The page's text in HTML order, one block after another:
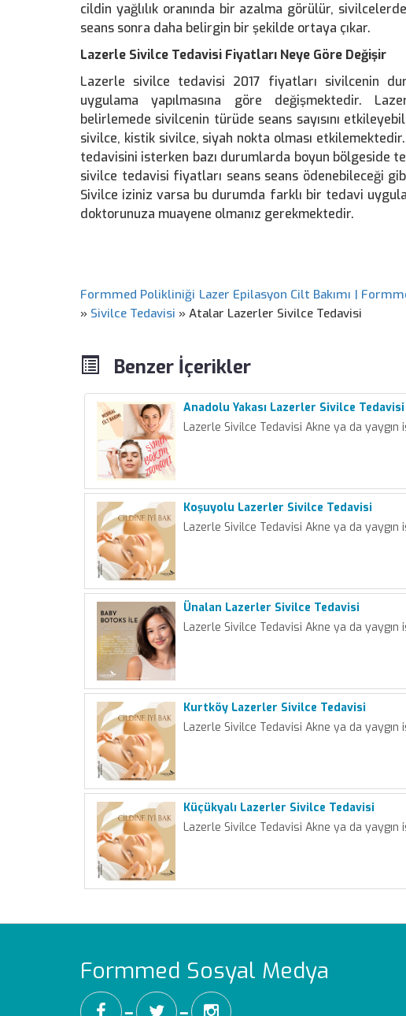
cildin yağlılık oranında bir azalma görülür,
seans sonra daha belirgin bir şekilde ortaya çıkar.
Lazerle Sivilce Tedavisi Fiyatları Neye Göre Değişir
Lazerle sivilce tedavisi 2017 fiyatları sivilcenin
uygulama yapılmasına göre değişmektedir.
belirlemede sivilcenin türüde seans sayısını
sivilce, kistik sivilce, siyah nokta olması
tedavisini isterken bazı durumlarda boyun bölgeside
sivilce tedavisi fiyatları seans seans ödenebileceği
Sivilce iziniz varsa bu durumda farklı bir tedavi
doktorunuza muayene olmanız gerekmektedir.
Formmed Polikliniği Lazer Epilasyon Cilt Bakımı |
» Sivilce Tedavisi » Atalar Lazerler Sivilce Tedavisi
Benzer İçerikler
Anadolu Yakası Lazerler Sivilce Tedavisi
Lazerle Sivilce Tedavisi Akne ya da
Koşuyolu Lazerler Sivilce Tedavisi
Lazerle Sivilce Tedavisi Akne ya da
Ünalan Lazerler Sivilce Tedavisi
Lazerle Sivilce Tedavisi Akne ya da
Kurtköy Lazerler Sivilce Tedavisi
Lazerle Sivilce Tedavisi Akne ya da
Küçükyalı Lazerler Sivilce Tedavisi
Lazerle Sivilce Tedavisi Akne ya da
Formmed Sosyal Medya